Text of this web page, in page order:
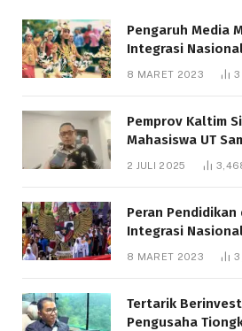
Pengaruh Media
Integrasi
8 MARET 2023
Pemprov Kaltim
Mahasiswa UT
Bantuan
2 JULI 2025
Peran
Integrasi
8 MARET 2023
Tertarik
Pengusaha